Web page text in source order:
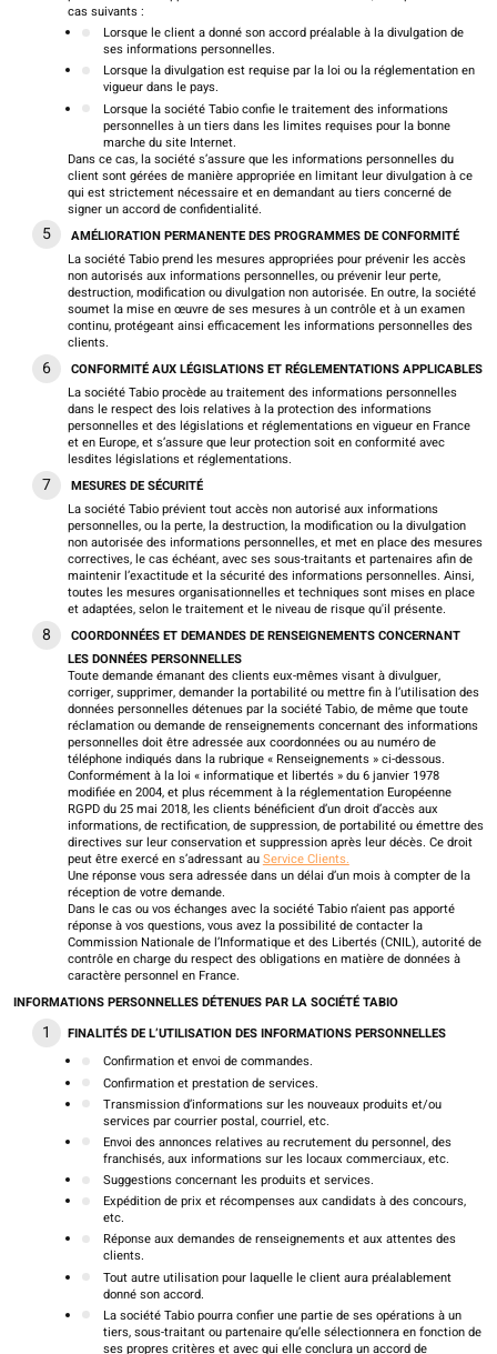
cas suivants :
Lorsque le client a donné son accord préalable à la divulgation de
ses informations personnelles.
Lorsque la divulgation est requise par la loi ou la réglementation en
vigueur dans le pays.
Lorsque la société Tabio confie le traitement des informations
personnelles à un tiers dans les limites requises pour la bonne
marche du site Internet.
Dans ce cas, la société s’assure que les informations personnelles du
client sont gérées de manière appropriée en limitant leur divulgation à ce
qui est strictement nécessaire et en demandant au tiers concerné de
signer un accord de confidentialité.
AMÉLIORATION PERMANENTE DES PROGRAMMES DE CONFORMITÉ
La société Tabio prend les mesures appropriées pour prévenir les accès
non autorisés aux informations personnelles, ou prévenir leur perte,
destruction, modification ou divulgation non autorisée. En outre, la société
soumet la mise en œuvre de ses mesures à un contrôle et à un examen
continu, protégeant ainsi efficacement les informations personnelles des
clients.
CONFORMITÉ AUX LÉGISLATIONS ET RÉGLEMENTATIONS APPLICABLES
La société Tabio procède au traitement des informations personnelles
dans le respect des lois relatives à la protection des informations
personnelles et des législations et réglementations en vigueur en France
et en Europe, et s’assure que leur protection soit en conformité avec
lesdites législations et réglementations.
MESURES DE SÉCURITÉ
La société Tabio prévient tout accès non autorisé aux informations
personnelles, ou la perte, la destruction, la modification ou la divulgation
non autorisée des informations personnelles, et met en place des mesures
correctives, le cas échéant, avec ses sous-traitants et partenaires afin de
maintenir l’exactitude et la sécurité des informations personnelles. Ainsi,
toutes les mesures organisationnelles et techniques sont mises en place
et adaptées, selon le traitement et le niveau de risque qu'il présente.
COORDONNÉES ET DEMANDES DE RENSEIGNEMENTS CONCERNANT
LES DONNÉES PERSONNELLES
Toute demande émanant des clients eux-mêmes visant à divulguer,
corriger, supprimer, demander la portabilité ou mettre fin à l’utilisation des
données personnelles détenues par la société Tabio, de même que toute
réclamation ou demande de renseignements concernant des informations
personnelles doit être adressée aux coordonnées ou au numéro de
téléphone indiqués dans la rubrique « Renseignements » ci-dessous.
Conformément à la loi « informatique et libertés » du 6 janvier 1978
modifiée en 2004, et plus récemment à la réglementation Européenne
RGPD du 25 mai 2018, les clients bénéficient d’un droit d’accès aux
informations, de rectification, de suppression, de portabilité ou émettre des
directives sur leur conservation et suppression après leur décès. Ce droit
peut être exercé en s’adressant auService Clients.
Une réponse vous sera adressée dans un délai d’un mois à compter de la
réception de votre demande.
Dans le cas ou vos échanges avec la société Tabio n’aient pas apporté
réponse à vos questions, vous avez la possibilité de contacter la
Commission Nationale de l’Informatique et des Libertés (CNIL), autorité de
contrôle en charge du respect des obligations en matière de données à
caractère personnel en France.
INFORMATIONS PERSONNELLES DÉTENUES PAR LA SOCIÉTÉ TABIO
FINALITÉS DE L’UTILISATION DES INFORMATIONS PERSONNELLES
Confirmation et envoi de commandes.
Confirmation et prestation de services.
Transmission d’informations sur les nouveaux produits et/ou
services par courrier postal, courriel, etc.
Envoi des annonces relatives au recrutement du personnel, des
franchisés, aux informations sur les locaux commerciaux, etc.
Suggestions concernant les produits et services.
Expédition de prix et récompenses aux candidats à des concours,
etc.
Réponse aux demandes de renseignements et aux attentes des
clients.
Tout autre utilisation pour laquelle le client aura préalablement
donné son accord.
La société Tabio pourra confier une partie de ses opérations à un
tiers, sous-traitant ou partenaire qu’elle sélectionnera en fonction de
ses propres critères et avec qui elle conclura un accord de